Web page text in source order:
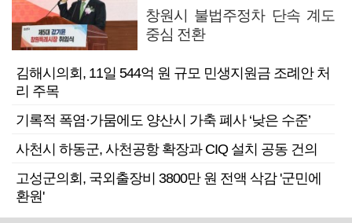
창원시 불법주정차 단속 계도
중심 전환
김해시의회, 11일 544억 원 규모 민생지원금 조례안 처
리 주목
기록적 폭염·가뭄에도 양산시 가축 폐사 ‘낮은 수준’
사천시 하동군, 사천공항 확장과 CIQ 설치 공동 건의
고성군의회, 국외출장비 3800만 원 전액 삭감 '군민에
환원'